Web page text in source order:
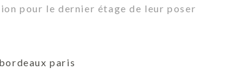
pour le dernier étage de leur poser